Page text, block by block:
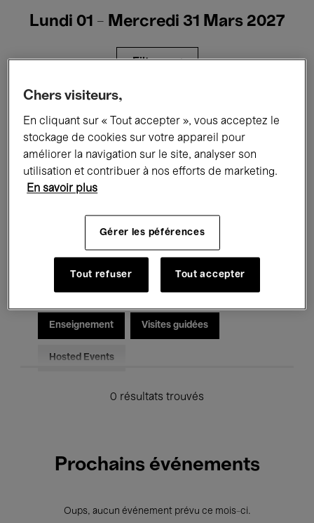
Lundi 01 - Mercredi 31 Mars 2027
Filtres
Expositions Films Performances
Rencontres & Débats Jazz
Musique électronique
Pour tous Kids’ Palace
Enseignement Visites guidées
Hosted Events
0 résultats trouvés
Prochains événements
Oups, aucun événement prévu ce mois-ci.
Chers visiteurs,
En cliquant sur « Tout accepter », vous acceptez le
stockage de cookies sur votre appareil pour
améliorer la navigation sur le site, analyser son
utilisation et contribuer à nos efforts de marketing.
En savoir plus
Gérer les péférences
Tout refuser Tout accepter